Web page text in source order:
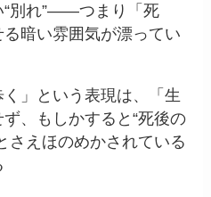
“別れ”――つまり「死
暗い雰囲気が漂ってい
く」という表現は、「生
、もしかすると“死後の
さえほのめかされている